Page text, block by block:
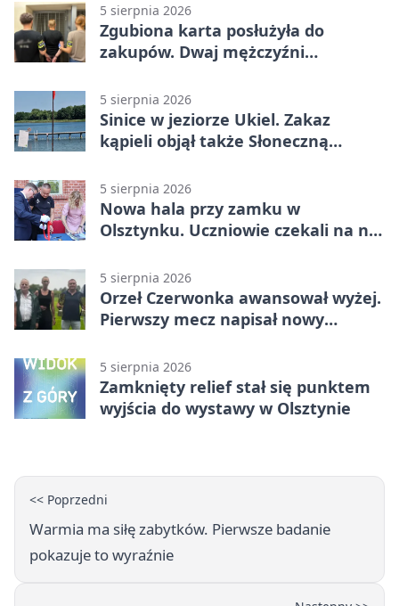
5 sierpnia 2026
Zgubiona karta posłużyła do
zakupów. Dwaj mężczyźni
5 sierpnia 2026
Sinice w jeziorze Ukiel. Zakaz
kąpieli objął także Słoneczną
5 sierpnia 2026
Nowa hala przy zamku w
Olsztynku. Uczniowie czekali na nią
5 sierpnia 2026
Orzeł Czerwonka awansował wyżej.
Pierwszy mecz napisał nowy
5 sierpnia 2026
Zamknięty relief stał się punktem
wyjścia do wystawy w Olsztynie
<< Poprzedni
Warmia ma siłę zabytków. Pierwsze badanie
pokazuje to wyraźnie